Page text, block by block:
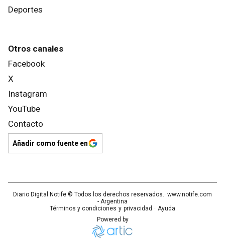
Deportes
Otros canales
Facebook
X
Instagram
YouTube
Contacto
Añadir como fuente en
Diario Digital Notife © Todos los derechos reservados.· www.notife.com
- Argentina
Términos y condiciones y privacidad · Ayuda
Powered by